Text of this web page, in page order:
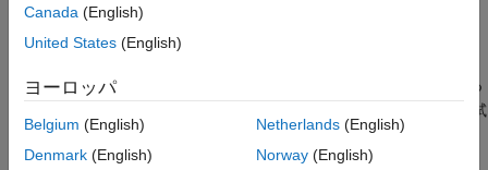
例
ヒント
参考
変数とチャート タイプを選択してプロットを作成します。
同じデータをさまざまな可視化で確認します。最初にいくつ
かの変数を選択し、さまざまなチャート タイプを選択して試
します。
Canada (English)
United States (English)
ヨーロッパ
Belgium (English)
Denmark (English)
Netherlands(English)
Norway(English)